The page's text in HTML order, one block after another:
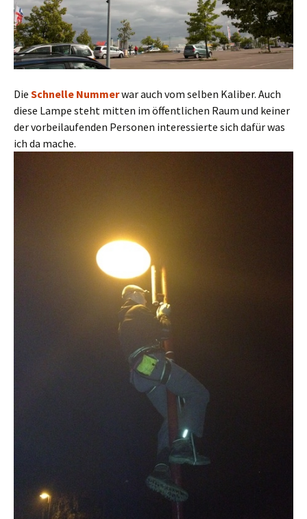
Die Schnelle Nummerwar auch vom selben Kaliber. Auch
diese Lampe steht mitten im öffentlichen Raum und keiner
der vorbeilaufenden Personen interessierte sich dafür was
ich da mache.